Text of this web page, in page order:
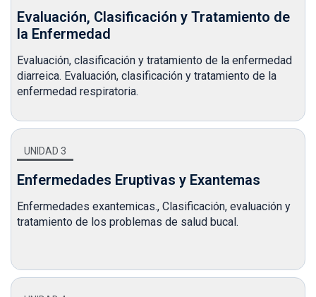
Evaluación, Clasificación y Tratamiento de
la Enfermedad
Evaluación, clasificación y tratamiento de la enfermedad
diarreica. Evaluación, clasificación y tratamiento de la
enfermedad respiratoria.
UNIDAD 3
Enfermedades Eruptivas y Exantemas
Enfermedades exantemicas., Clasificación, evaluación y
tratamiento de los problemas de salud bucal.